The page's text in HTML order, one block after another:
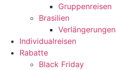
Gruppenreisen
Brasilien
Verlängerungen
Individualreisen
Rabatte
Black Friday